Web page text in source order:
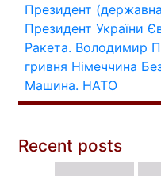
Президент
Президент України
Ракета. Володимир
гривня Німеччина
Машина. НАТО
Recent posts